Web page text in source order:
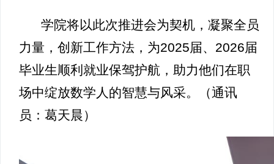
学院将以此次推进会为契机，凝聚全员
力量，创新工作方法，为2025届、2026届
毕业生顺利就业保驾护航，助力他们在职
场中绽放数学人的智慧与风采。（通讯
员：葛天晨）